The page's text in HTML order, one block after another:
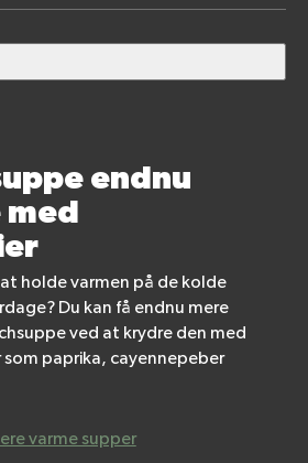
endnu
holde varmen på de kolde
Du kan få endnu mere
ved at krydre den med
paprika, cayennepeber
varme supper